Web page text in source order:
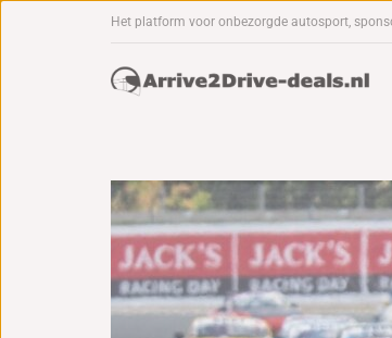
Het platform voor onbezorgde autosport,